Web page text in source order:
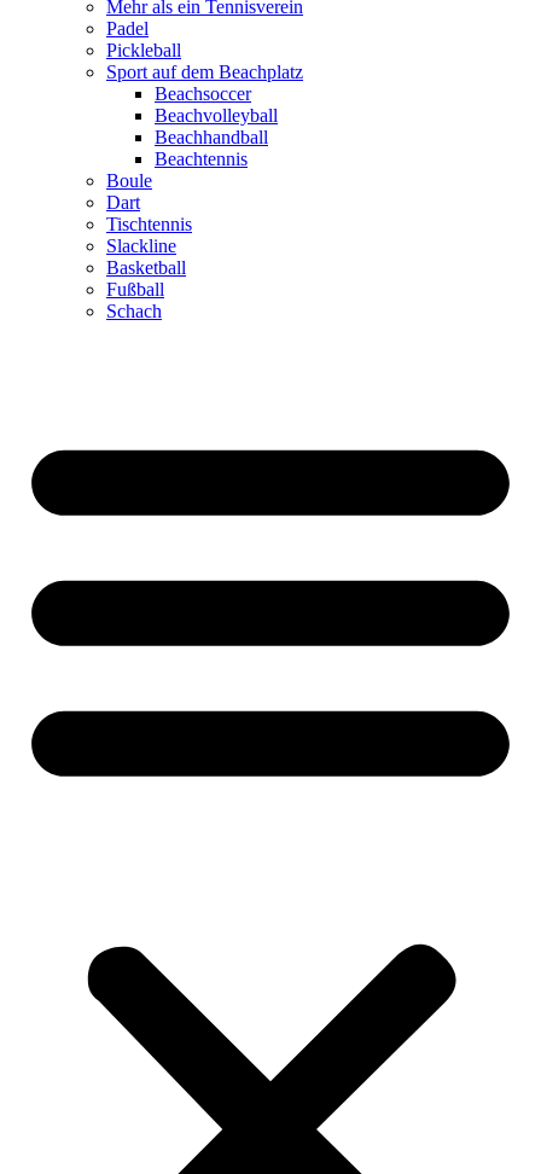
Mehr als ein Tennisverein
Padel
Pickleball
Sport auf dem Beachplatz
Beachsoccer
Beachvolleyball
Beachhandball
Beachtennis
Boule
Dart
Tischtennis
Slackline
Basketball
Fußball
Schach